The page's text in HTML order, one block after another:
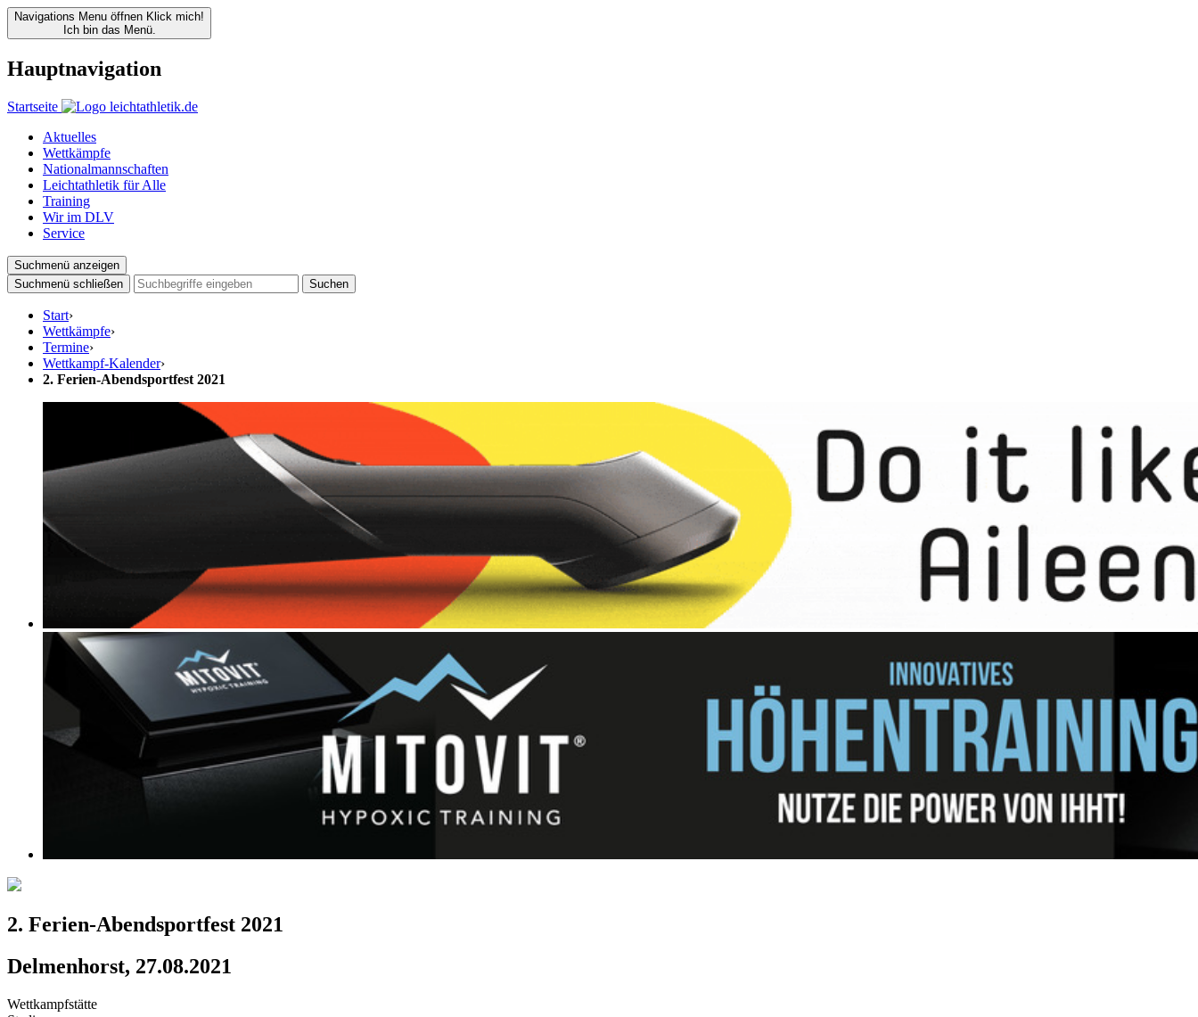
Navigations Menu öffnen Klick mich!
Ich bin das Menü.
Hauptnavigation
Startseite
Aktuelles
Wettkämpfe
Nationalmannschaften
Leichtathletik für Alle
Training
Wir im DLV
Service
Suchmenü anzeigen
Suchmenü schließen
Suchen
Start›
Wettkämpfe›
Termine›
Wettkampf-Kalender›
2. Ferien-Abendsportfest 2021
2. Ferien-Abendsportfest 2021
Delmenhorst, 27.08.2021
Wettkampfstätte